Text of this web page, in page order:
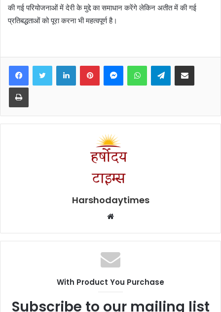
की गई परियोजनाओं में देरी के मुद्दे का समाधान करेंगे लेकिन अतीत में की गई
प्रतिबद्धताओं को पूरा करना भी महत्वपूर्ण है।
FacebookTwitter LinkedInPinterestMessengerWhatsAppTelegramShare via Email
Print
Harshodaytimes
Website
With Product You Purchase
Subscribe to our mailing list